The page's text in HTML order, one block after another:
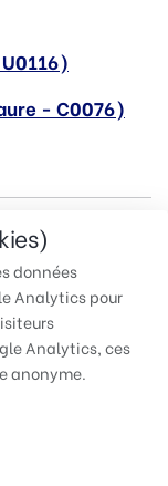
données
Analytics pour
Analytics, ces
anonyme.
- C0076)
dignité